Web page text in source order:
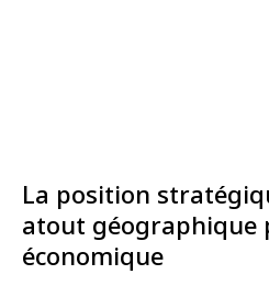
La position
atout géographique
économique